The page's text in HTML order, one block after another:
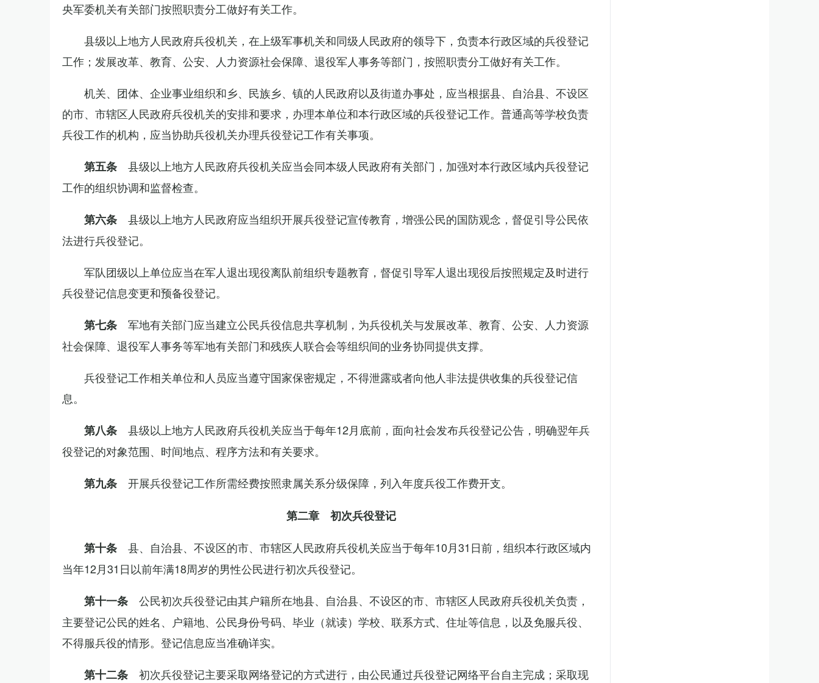
央军委机关有关部门按照职责分工做好有关工作。
县级以上地方人民政府兵役机关，在上级军事机关和同级人民政府的领导下，负责本行政区域的兵役登记
工作；发展改革、教育、公安、人力资源社会保障、退役军人事务等部门，按照职责分工做好有关工作。
机关、团体、企业事业组织和乡、民族乡、镇的人民政府以及街道办事处，应当根据县、自治县、不设区
的市、市辖区人民政府兵役机关的安排和要求，办理本单位和本行政区域的兵役登记工作。普通高等学校负责
兵役工作的机构，应当协助兵役机关办理兵役登记工作有关事项。
第五条 县级以上地方人民政府兵役机关应当会同本级人民政府有关部门，加强对本行政区域内兵役登记
工作的组织协调和监督检查。
第六条 县级以上地方人民政府应当组织开展兵役登记宣传教育，增强公民的国防观念，督促引导公民依
法进行兵役登记。
军队团级以上单位应当在军人退出现役离队前组织专题教育，督促引导军人退出现役后按照规定及时进行
兵役登记信息变更和预备役登记。
第七条 军地有关部门应当建立公民兵役信息共享机制，为兵役机关与发展改革、教育、公安、人力资源
社会保障、退役军人事务等军地有关部门和残疾人联合会等组织间的业务协同提供支撑。
兵役登记工作相关单位和人员应当遵守国家保密规定，不得泄露或者向他人非法提供收集的兵役登记信
息。
第八条 县级以上地方人民政府兵役机关应当于每年12月底前，面向社会发布兵役登记公告，明确翌年兵
役登记的对象范围、时间地点、程序方法和有关要求。
第九条 开展兵役登记工作所需经费按照隶属关系分级保障，列入年度兵役工作费开支。
第二章 初次兵役登记
第十条 县、自治县、不设区的市、市辖区人民政府兵役机关应当于每年10月31日前，组织本行政区域内
当年12月31日以前年满18周岁的男性公民进行初次兵役登记。
第十一条 公民初次兵役登记由其户籍所在地县、自治县、不设区的市、市辖区人民政府兵役机关负责，
主要登记公民的姓名、户籍地、公民身份号码、毕业（就读）学校、联系方式、住址等信息，以及免服兵役、
不得服兵役的情形。登记信息应当准确详实。
第十二条 初次兵役登记主要采取网络登记的方式进行，由公民通过兵役登记网络平台自主完成；采取现